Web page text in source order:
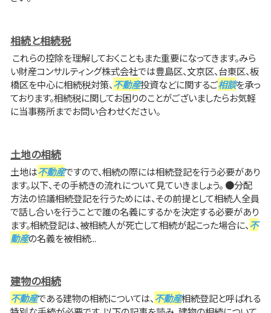
相続と相続税
これらの控除を理解しておくこともまた重要になってきます。みら
い財産コンサルティング株式会社では豊島区、文京区、台東区、板
橋区を中心に相続税対策、不動産投資などに関するご相談を承っ
ております。相続税に関してお困りのことがございましたらお気軽
に当事務所までお問い合わせください。
土地の相続
土地は不動産ですので、相続の際には相続登記を行う必要があり
ます。以下、その手続きの流れについて見ていきましょう。 ●分配
方法の協議相続登記を行うためには、その前提として相続人全員
で話し合いを行うことで誰の名義にするかを決定する必要があり
ます。相続登記は、被相続人が死亡して相続が起こった場合に、不
動産の名義を被相続...
建物の相続
不動産である建物の相続については、不動産相続登記と呼ばれる